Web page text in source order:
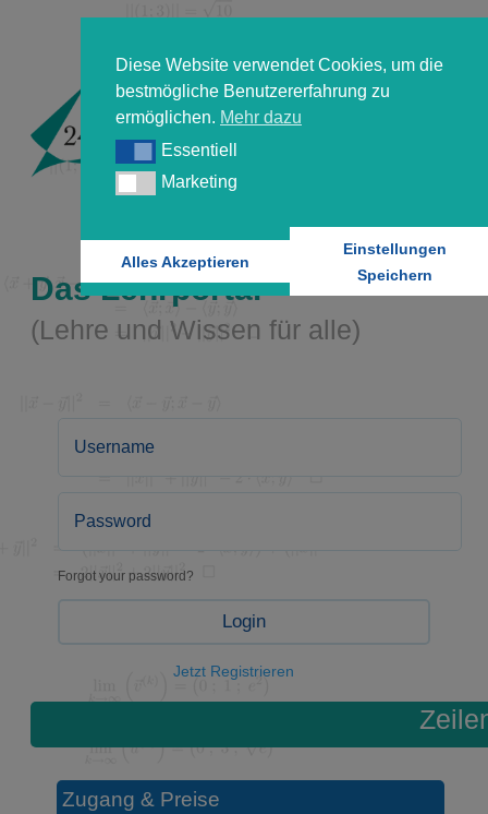
Diese Website verwendet Cookies, um die
bestmögliche Benutzererfahrung zu
ermöglichen. Mehr dazu
EssentiellEssentiell
MarketingMarketing
Alles Akzeptieren
Einstellungen
Speichern
Das Lehrportal
(Lehre und Wissen für alle)
Forgot your password?
Login
Jetzt Registrieren
Zugang & Preise